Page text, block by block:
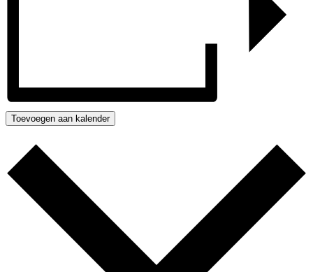
Toevoegen aan kalender